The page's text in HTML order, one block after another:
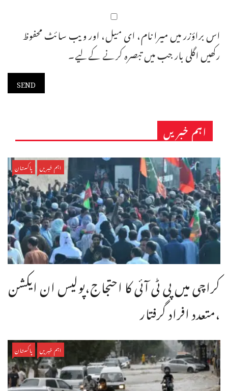
اس براؤزر میں میرا نام، ای میل، اور ویب سائٹ محفوظ
رکھیں اگلی بار جب میں تبصرہ کرنے کےلیے۔
اہم خبریں
اہم خبریں پاکستان
کراچی میں پی ٹی آئی کا احتجاج،پولیس ان ایکشن
،متعدد افراد گرفتار
اہم خبریں پاکستان